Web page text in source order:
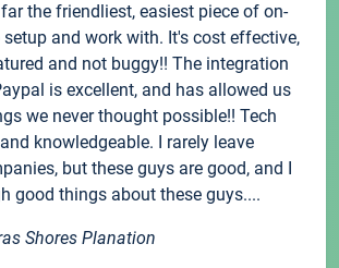
the friendliest, easiest piece of on-
and work with. It's cost effective,
and not buggy!! The integration
is excellent, and has allowed us
we never thought possible!! Tech
knowledgeable. I rarely leave
but these guys are good, and I
good things about these guys....
Shores Planation